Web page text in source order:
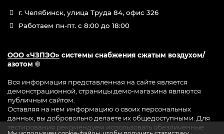
г. Челябинск, улица Труда 84, офис 326
Работаем пн-пт. с 8:00 до 18:00
ООО «ЧЗПЭО» системы снабжения сжатым воздухом/
азотом ©
Вся информация представленная на сайте является
демонстрационной, страницы демо-магазина являются
публичным сайтом.
Оставляя на нем информацию о своих персональных
данных, вы добровольно делаете их общедоступными. Для
тестирования рекомендуем использовать обезличенные